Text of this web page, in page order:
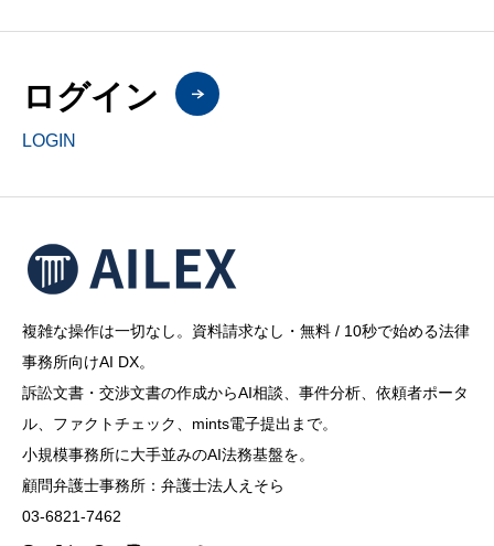
ログイン
LOGIN
複雑な操作は一切なし。資料請求なし・無料 / 10秒で始める法律
事務所向けAI DX。
訴訟文書・交渉文書の作成からAI相談、事件分析、依頼者ポータ
ル、ファクトチェック、mints電子提出まで。
小規模事務所に大手並みのAI法務基盤を。
顧問弁護士事務所：弁護士法人えそら
03-6821-7462